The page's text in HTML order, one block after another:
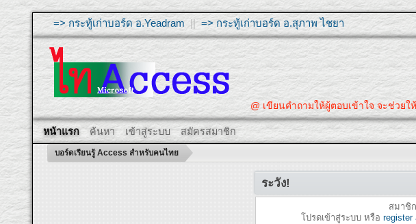
=> กระทู้เก่าบอร์ด อ.Yeadram ||=> กระทู้เก่าบอร์ด อ.สุภาพ ไชยา
@ เขียนคำถามให้ผู้ตอบเข้าใจ จะช่
หน้าแรก ค้นหา เข้าสู่ระบบ สมัครสมาชิก
บอร์ดเรียนรู้ Access สำหรับคนไทย
ระวัง!
สมาชิ
โปรดเข้าสู่ระบบ หรือ register